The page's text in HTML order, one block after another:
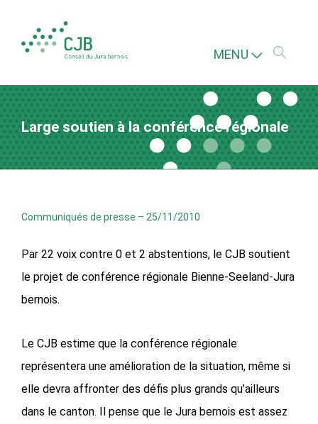
MENU
Large soutien à la conférence régionale
Communiqués de presse – 25/11/2010
Par 22 voix contre 0 et 2 abstentions, le CJB soutient
le projet de conférence régionale Bienne-Seeland-Jura
bernois.
Le CJB estime que la conférence régionale
représentera une amélioration de la situation, même si
elle devra affronter des défis plus grands qu’ailleurs
dans le canton. Il pense que le Jura bernois est assez